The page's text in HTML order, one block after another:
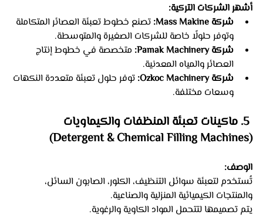
أشهر الشركات التركية:
شركة Mass Makine:
تصنع خطوط تعبئة العصائر المتكاملة
وتوفر حلولًا خاصة للشركات الصغيرة والمتوسطة.
شركة Pamak Machinery:
متخصصة في خطوط إنتاج
العصائر والمياه المعدنية.
شركة Ozkoc Machinery:
توفر حلول تعبئة متعددة النكهات
وسعات مختلفة.
5. ماكينات تعبئة المنظفات والكيماويات
(Detergent & Chemical Filling Machines)
الوصف:
تُستخدم لتعبئة سوائل التنظيف، الكلور، الصابون السائل،
والمنتجات الكيميائية المنزلية والصناعية.
يتم تصميمها لتتحمل المواد الكاوية والرغوية.